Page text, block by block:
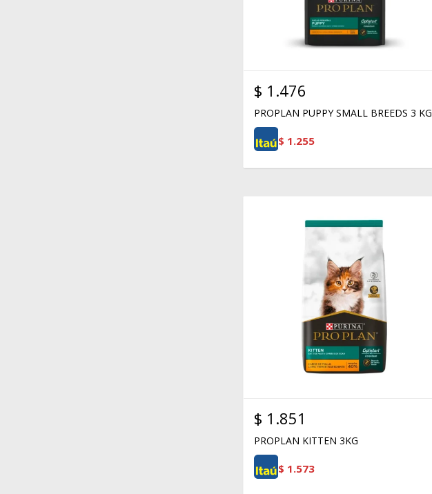
$ 1.476
PROPLAN PUPPY SMALL BREEDS 3 KG
$ 1.255
$ 1.851
PROPLAN KITTEN 3KG
$ 1.573